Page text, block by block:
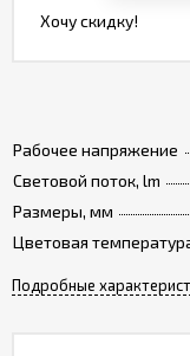
Рабочее напряжение
Световой поток, lm
Размеры, мм
Цветовая
Подробные
Хочу скидку!